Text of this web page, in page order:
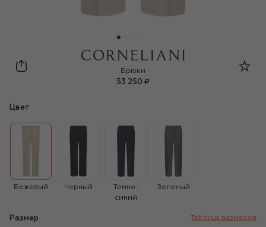
Corneliani
Брюки
53 250 ₽
Цвет
Бежевый Черный
Темно-
синий
Зеленый
Размер Таблица размеров